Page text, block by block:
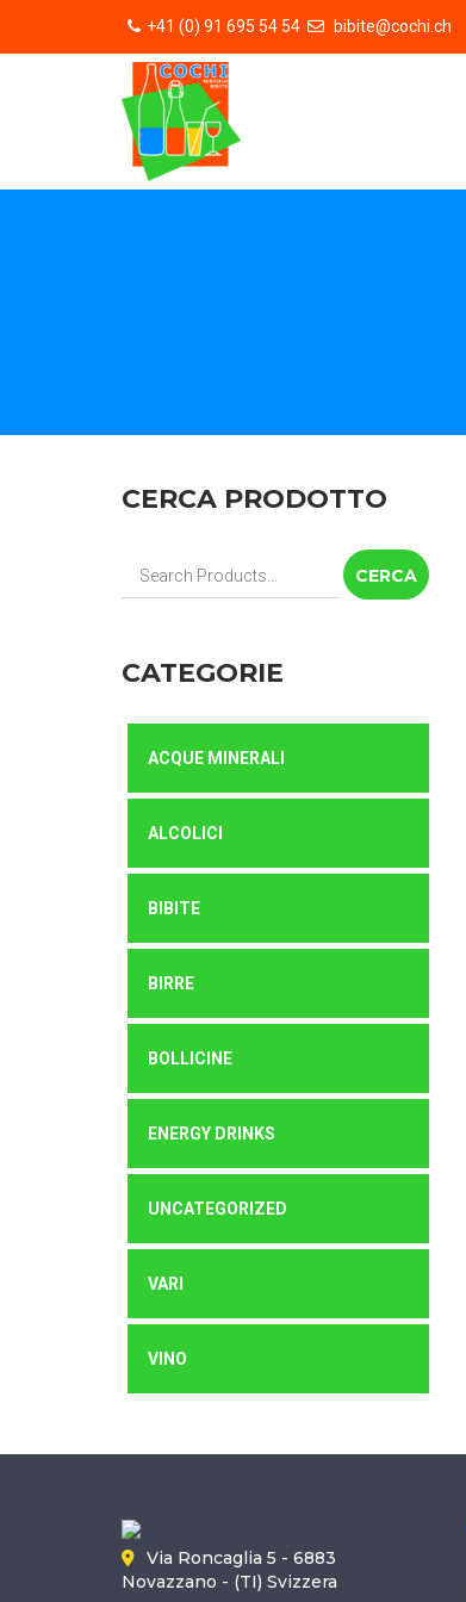
+41 (0) 91 695 54 54 bibite@cochi.ch
CERCA PRODOTTO
Cerca:
CATEGORIE
ACQUE MINERALI
ALCOLICI
BIBITE
BIRRE
BOLLICINE
ENERGY DRINKS
UNCATEGORIZED
VARI
VINO
Via Roncaglia 5 - 6883
Novazzano - (TI) Svizzera